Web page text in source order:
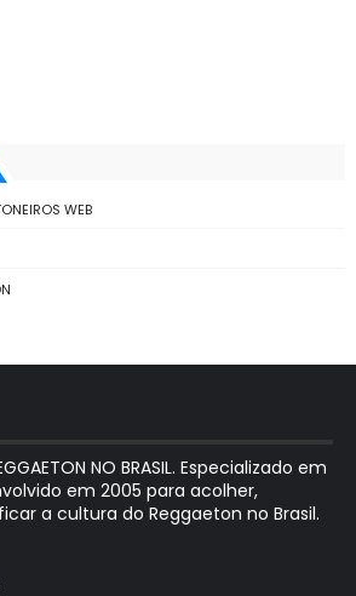
WEB
NO BRASIL. Especializado em
em 2005 para acolher,
a cultura do Reggaeton no Brasil.